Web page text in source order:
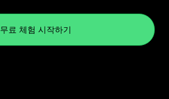
무료 체험 시작하기